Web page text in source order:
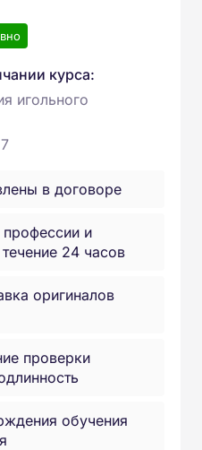
курса:
игольного
в договоре
профессии и
24 часов
оригиналов
проверки
обучения